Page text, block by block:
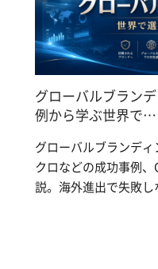
グローバルブラン
例から学ぶ世界で…
グローバルブランデ
クロなどの成功事例
説。海外進出で失敗し